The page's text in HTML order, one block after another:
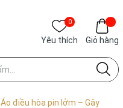
0
Yêu thích Giỏ hàng
Áo điều hòa pin lởm – Gây